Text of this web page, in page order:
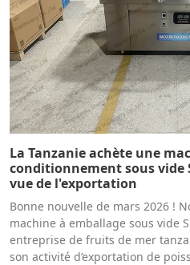
La Tanzanie achète une
conditionnement sous vide
vue de l'exportation
Bonne nouvelle de mars 2026 !
machine à emballage sous vide
entreprise de fruits de mer
son activité d’exportation de